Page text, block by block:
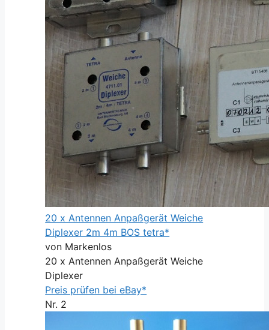
20 x Antennen Anpaßgerät Weiche
Diplexer 2m 4m BOS tetra*
von Markenlos
20 x Antennen Anpaßgerät Weiche
Diplexer
Preis prüfen bei eBay*
Nr. 2